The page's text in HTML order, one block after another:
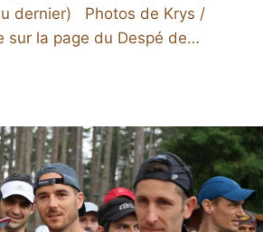
dernier) Photos de Krys /
sur la page du Despé de…